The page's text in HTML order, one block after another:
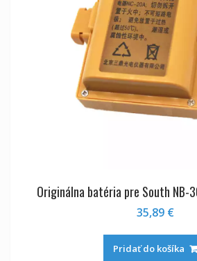
Originálna batéria pre South NB-
35,89 €
Pridať do košíka